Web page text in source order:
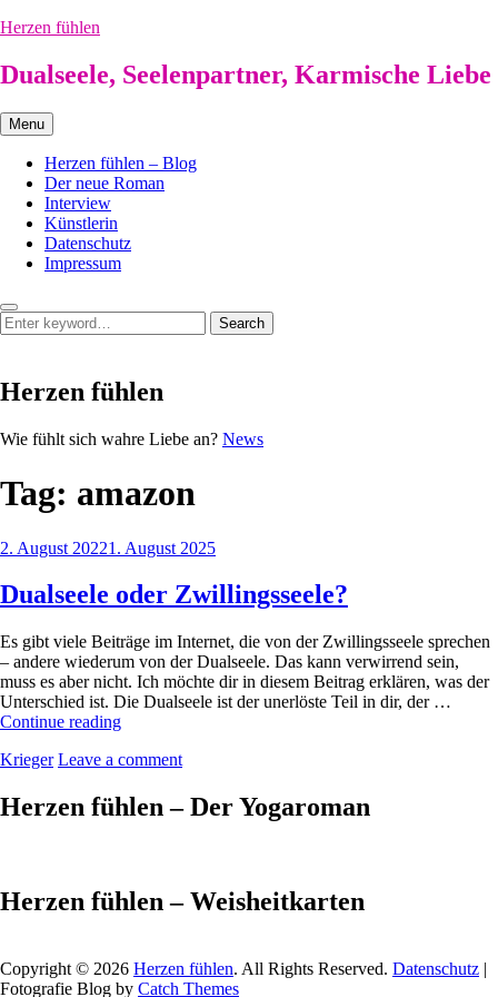
Skip
content
Herzen fühlen
Dualseele, Seelenpartner, Karmische Liebe
Menu
Herzen fühlen – Blog
Der neue Roman
Interview
Künstlerin
Datenschutz
Impressum
Search
Search
for:
Search
Herzen fühlen
Wie fühlt sich wahre Liebe an? NewsHerzen
Tag: amazon
Posted
2. August 20221. August 2025
Dualseele oder Zwillingsseele?
Es gibt viele Beiträge im Internet, die von der Zwillingsseele sprechen
– andere wiederum von der Dualseele. Das kann verwirrend sein,
muss es aber nicht. Ich möchte dir in diesem Beitrag erklären, was der
Unterschied ist. Die Dualseele ist der unerlöste Teil in dir, der …
Continue readingDualseele
Zwillingsseele?
by
Krieger Leave a comment
Herzen fühlen – Der Yogaroman
Herzen fühlen – Weisheitkarten
Copyright © 2026 Herzen fühlen. All Rights Reserved. Datenschutz |
Fotografie Blog by Catch Themes